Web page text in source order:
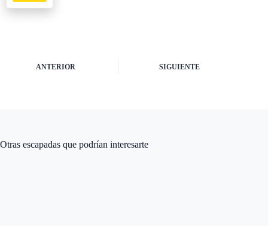
ANTERIOR SIGUIENTE
Otras escapadas que podrían interesarte